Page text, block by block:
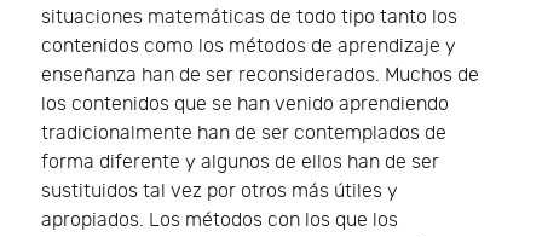
situaciones matemáticas de todo tipo tanto los
contenidos como los métodos de aprendizaje y
enseñanza han de ser reconsiderados. Muchos de
los contenidos que se han venido aprendiendo
tradicionalmente han de ser contemplados de
forma diferente y algunos de ellos han de ser
sustituidos tal vez por otros más útiles y
apropiados. Los métodos con los que los